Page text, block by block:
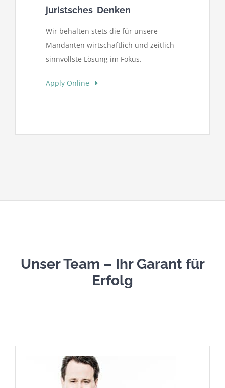
juristsches Denken
Wir behalten stets die für unsere
Mandanten wirtschaftlich und zeitlich
sinnvollste Lösung im Fokus.
Apply Online
Unser Team – Ihr Garant für
Erfolg